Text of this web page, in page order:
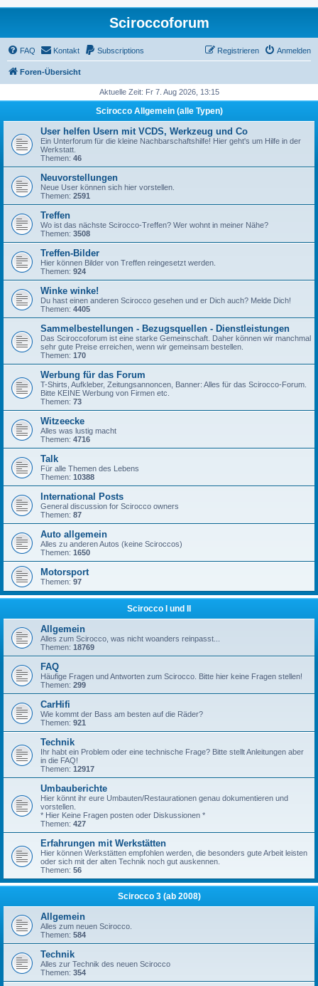
Sciroccoforum
FAQ Kontakt Subscriptions Anmelden
Registrieren
Foren-Übersicht
Aktuelle Zeit: Fr 7. Aug 2026, 13:15
Scirocco Allgemein (alle Typen)
User helfen Usern mit VCDS, Werkzeug und Co
Ein Unterforum für die kleine Nachbarschaftshilfe! Hier geht's um Hilfe in der
Werkstatt.
Themen: 46
Neuvorstellungen
Neue User können sich hier vorstellen.
Themen: 2591
Treffen
Wo ist das nächste Scirocco-Treffen? Wer wohnt in meiner Nähe?
Themen: 3508
Treffen-Bilder
Hier können Bilder von Treffen reingesetzt werden.
Themen: 924
Winke winke!
Du hast einen anderen Scirocco gesehen und er Dich auch? Melde Dich!
Themen: 4405
Sammelbestellungen - Bezugsquellen - Dienstleistungen
Das Sciroccoforum ist eine starke Gemeinschaft. Daher können wir manchmal
sehr gute Preise erreichen, wenn wir gemeinsam bestellen.
Themen: 170
Werbung für das Forum
T-Shirts, Aufkleber, Zeitungsannoncen, Banner: Alles für das Scirocco-Forum.
Bitte KEINE Werbung von Firmen etc.
Themen: 73
Witzeecke
Alles was lustig macht
Themen: 4716
Talk
Für alle Themen des Lebens
Themen: 10388
International Posts
General discussion for Scirocco owners
Themen: 87
Auto allgemein
Alles zu anderen Autos (keine Sciroccos)
Themen: 1650
Motorsport
Themen: 97
Scirocco I und II
Allgemein
Alles zum Scirocco, was nicht woanders reinpasst...
Themen: 18769
FAQ
Häufige Fragen und Antworten zum Scirocco. Bitte hier keine Fragen stellen!
Themen: 299
CarHifi
Wie kommt der Bass am besten auf die Räder?
Themen: 921
Technik
Ihr habt ein Problem oder eine technische Frage? Bitte stellt Anleitungen aber
in die FAQ!
Themen: 12917
Umbauberichte
Hier könnt ihr eure Umbauten/Restaurationen genau dokumentieren und
vorstellen.
* Hier Keine Fragen posten oder Diskussionen *
Themen: 427
Erfahrungen mit Werkstätten
Hier können Werkstätten empfohlen werden, die besonders gute Arbeit leisten
oder sich mit der alten Technik noch gut auskennen.
Themen: 56
Scirocco 3 (ab 2008)
Allgemein
Alles zum neuen Scirocco.
Themen: 584
Technik
Alles zur Technik des neuen Scirocco
Themen: 354